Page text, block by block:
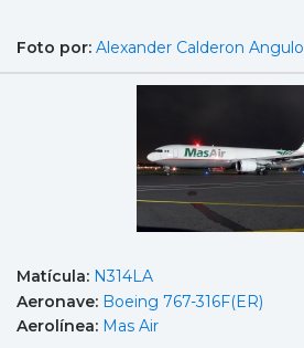
Foto por: Alexander Calderon Angulo
Matícula: N314LA
Aeronave: Boeing 767-316F(ER)
Aerolínea: Mas Air